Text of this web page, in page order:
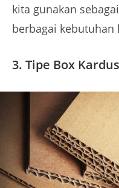
kita gunakan
berbagai kebutuhan
3. Tipe Box Kardus